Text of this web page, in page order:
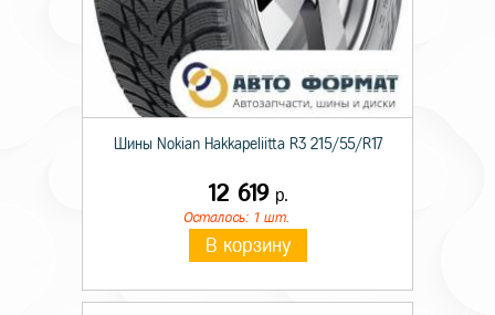
Шины Nokian Hakkapeliitta R3 215/55/R17
12 619р.
Осталось: 1 шт.
В корзину